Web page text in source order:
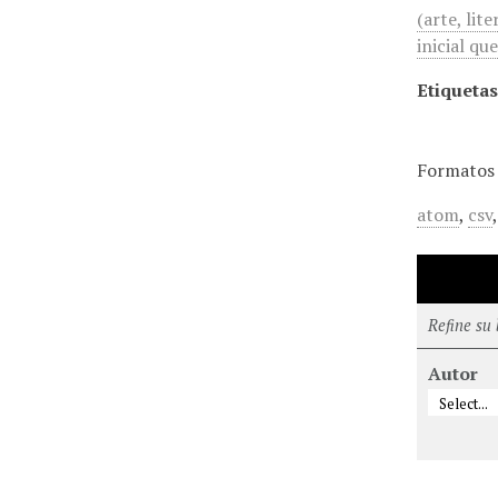
(arte,
inicial
Formatos
atom, csv
Refine su
Autor